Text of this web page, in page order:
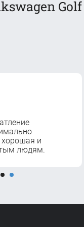
Golf
и
людям.